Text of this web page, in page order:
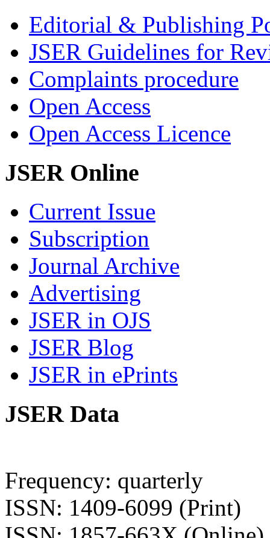
Editorial & Publishing
JSER Guidelines for
Complaints procedure
Open Access
Open Access Licence
JSER Online
Current Issue
Subscription
Journal Archive
Advertising
JSER in OJS
JSER Blog
JSER in ePrints
JSER Data
Frequency: quarterly
ISSN: 1409-6099 (Print)